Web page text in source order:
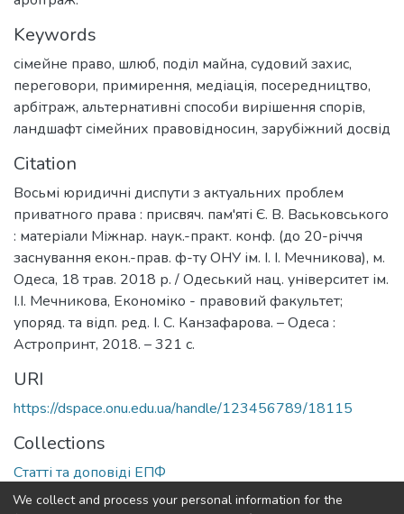
Keywords
сімейне право, шлюб, поділ майна, судовий захис,
переговори, примирення, медіація, посередництво,
арбітраж, альтернативні способи вирішення спорів,
ландшафт сімейних правовідносин, зарубіжний досвід
Citation
Восьмі юридичні диспути з актуальних проблем
приватного права : присвяч. пам'яті Є. В. Васьковського
: матеріали Міжнар. наук.-практ. конф. (до 20-річчя
заснування екон.-прав. ф-ту ОНУ ім. І. І. Мечникова), м.
Одеса, 18 трав. 2018 р. / Одеський нац. університет ім.
І.І. Мечникова, Економіко - правовий факультет;
упоряд. та відп. ред. І. С. Канзафарова. – Одеса :
Астропринт, 2018. – 321 с.
URI
https://dspace.onu.edu.ua/handle/123456789/18115
Collections
Статті та доповіді ЕПФ
We collect and process your personal information for the